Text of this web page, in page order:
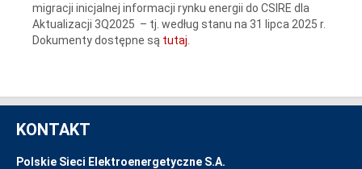
migracji inicjalnej informacji rynku energii do CSIRE dla
Aktualizacji 3Q2025 – tj. według stanu na 31 lipca 2025 r.
Dokumenty dostępne są tutaj.
KONTAKT
Polskie Sieci Elektroenergetyczne S.A.